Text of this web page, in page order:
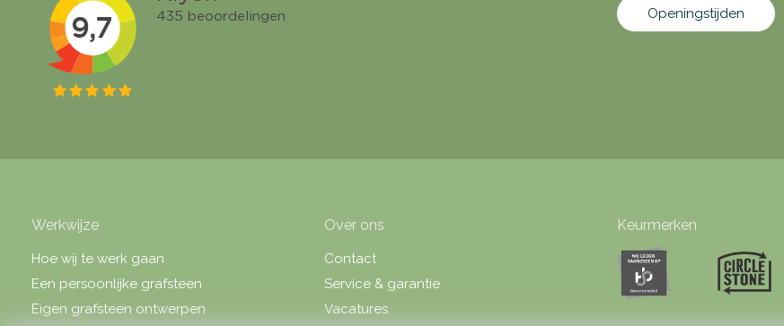
Openingstijden
Werkwijze
Hoe wij te werk gaan
Een persoonlijke grafsteen
Eigen grafsteen ontwerpen
Over ons
Contact
Service & garantie
Vacatures
Keurmerken